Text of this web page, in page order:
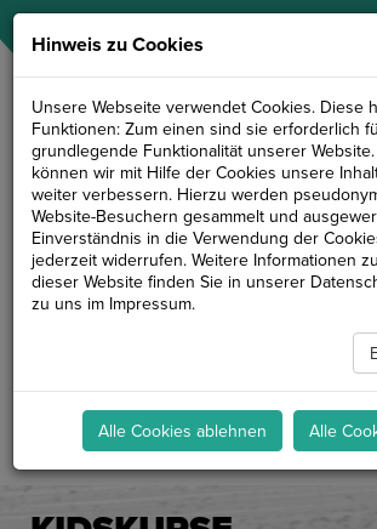
NAVIGATION
Kidskurse
Hinweis zu Cookies
Unsere Webseite verwendet Cookies. Diese
Funktionen: Zum einen sind sie erforderlich
grundlegende Funktionalität unserer
können wir mit Hilfe der Cookies unsere
weiter verbessern. Hierzu werden
Website-Besuchern gesammelt und
Einverständnis in die Verwendung der
jederzeit widerrufen. Weitere Informationen
dieser Website finden Sie in unserer
zu uns im Impressum.
Alle Cookies ablehnen Alle